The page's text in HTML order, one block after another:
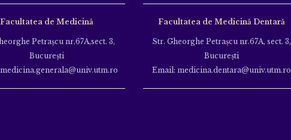
Facultatea de Medicină
Petraşcu nr.67A,sect. 3,
Bucureşti
Facultatea de Medicină Dentară
Str. Gheorghe Petraşcu nr.67A, sect. 3,
Bucureşti
Email: medicina.dentara@univ.utm.ro